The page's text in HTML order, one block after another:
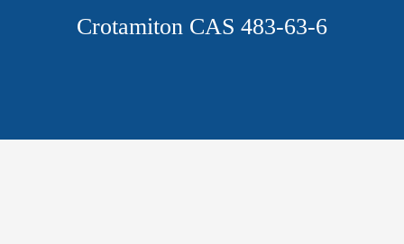
Crotamiton CAS 483-63-6